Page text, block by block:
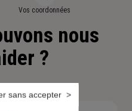
Vos coordonnées
nous
?
sans accepter